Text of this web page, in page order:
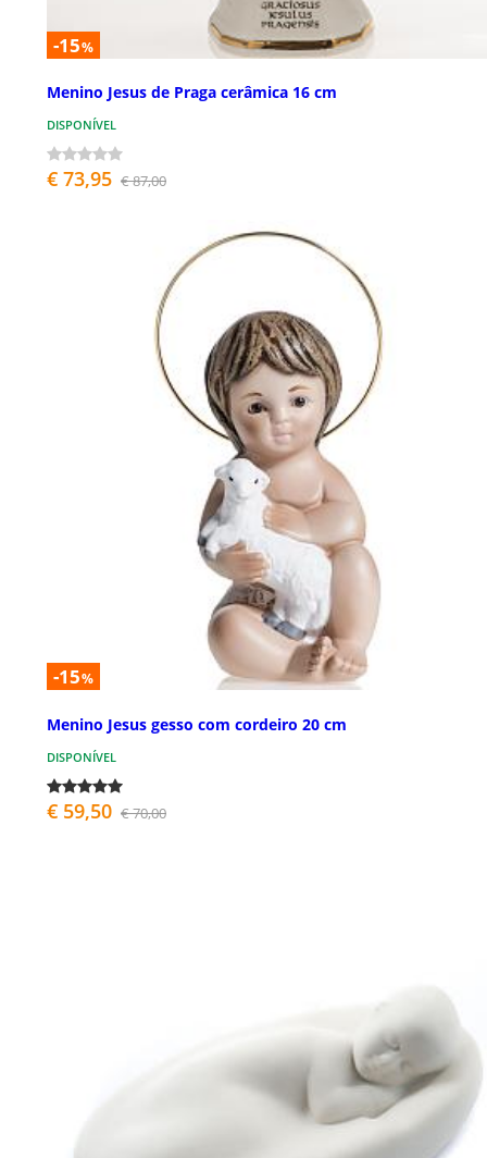
-15%
Menino Jesus de Praga cerâmica 16 cm
DISPONÍVEL
€ 73,95 € 87,00
-15%
Menino Jesus gesso com cordeiro 20 cm
DISPONÍVEL
€ 59,50 € 70,00